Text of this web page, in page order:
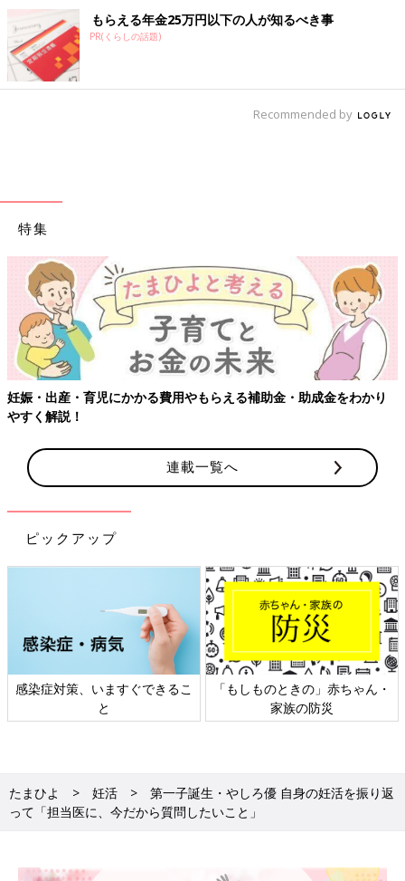
もらえる年金25万円以下の人が知るべき事
PR(くらしの話題)
Recommended by
特集
妊娠・出産・育児にかかる費用やもらえる補助金・助成金をわかり
やすく解説！
連載一覧へ
ピックアップ
感染症対策、いますぐできるこ
と
「もしものときの」赤ちゃん・
家族の防災
たまひよ 妊活
第一子誕生・やしろ優 自身の妊活を振り返
って「担当医に、今だから質問したいこと」